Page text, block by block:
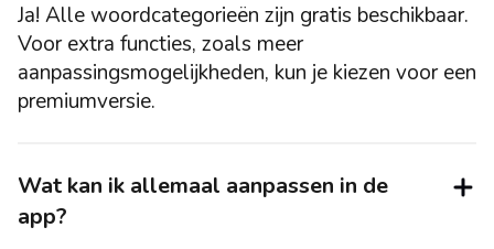
Ja! Alle woordcategorieën zijn gratis beschikbaar.
Voor extra functies, zoals meer
aanpassingsmogelijkheden, kun je kiezen voor een
premiumversie.
Wat kan ik allemaal aanpassen in de
app?